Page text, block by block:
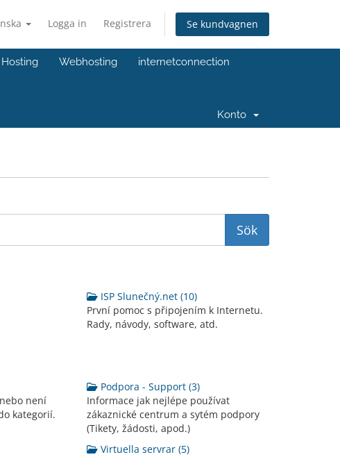
Logga in Registrera Se kundvagnen
Hosting Webhosting internetconnection
Konto
ISP Slunečný.net (10)
První pomoc s připojením k Internetu.
Rady, návody, software, atd.
není
kategorií.
Podpora - Support (3)
Informace jak nejlépe používat
zákaznické centrum a sytém podpory
(Tikety, žádosti, apod.)
Virtuella servrar (5)